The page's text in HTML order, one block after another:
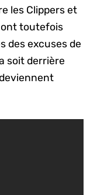
les Clippers et
ont toutefois
des excuses de
soit derrière